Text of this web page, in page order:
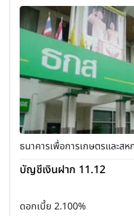
ธนาคารเพื่อการเกษตรและส
บัญชีเงินฝาก 11.12
ดอกเบี้ย 2.100%